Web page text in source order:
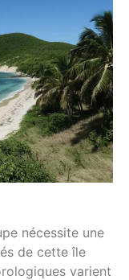
nécessite une
de cette île
varient